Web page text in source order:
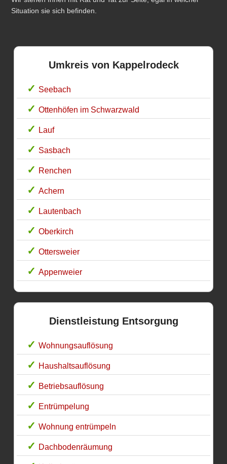
Situation sie sich befinden.
Umkreis von Kappelrodeck
Seebach
Ottenhöfen im Schwarzwald
Lauf
Sasbach
Renchen
Achern
Lautenbach
Oberkirch
Ottersweier
Appenweier
Dienstleistung Entsorgung
Wohnungsauflösung
Haushaltsauflösung
Betriebsauflösung
Entrümpelung
Wohnung entrümpeln
Dachbodenräumung